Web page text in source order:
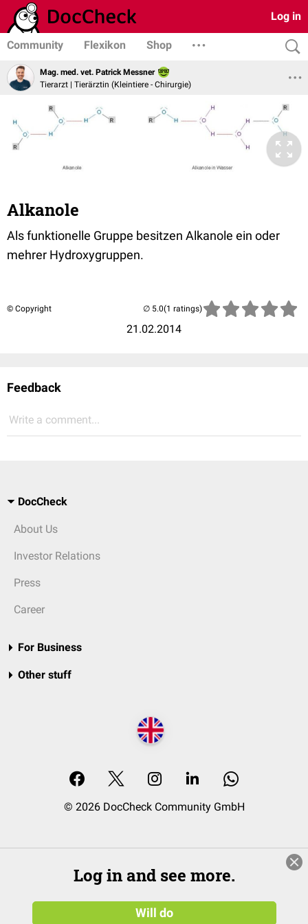
Log in
Community Flexikon Shop
Mag. med. vet. Patrick Messner
Tierarzt | Tierärztin (Kleintiere - Chirurgie)
Alkanole
Als funktionelle Gruppe besitzen Alkanole ein oder
mehrer Hydroxygruppen.
© Copyright
21.02.2014
(1 ratings)
Feedback
Write a comment...
DocCheck
About Us
Investor Relations
Press
Career
For Business
Other stuff
© 2026 DocCheck Community GmbH
Log in and see more.
Will do